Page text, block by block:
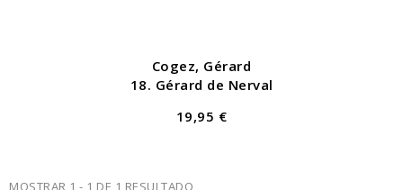
Cogez, Gérard
18. Gérard de Nerval
19,95 €
MOSTRAR 1 - 1 DE 1 RESULTADO